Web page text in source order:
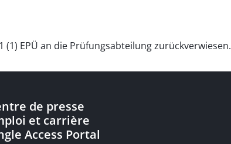
EPÜ an die Prüfungsabteilung zurückverwiesen.
de presse
et carrière
Access Portal